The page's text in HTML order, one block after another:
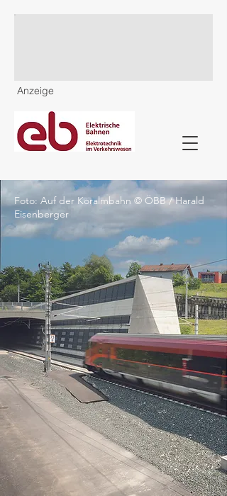
Anzeige
Foto: Auf der Koralmbahn © ÖBB / Harald
Eisenberger